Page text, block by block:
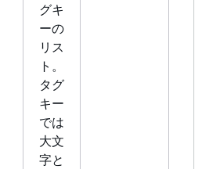
グキ
ーの
リス
ト。
タグ
キー
では
大文
字と